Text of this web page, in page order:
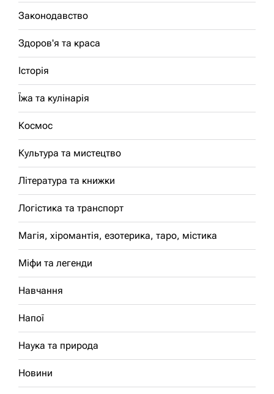
Законодавство
Здоров'я та краса
Історія
Їжа та кулінарія
Космос
Культура та мистецтво
Література та книжки
Логістика та транспорт
Магія, хіромантія, езотерика, таро, містика
Міфи та легенди
Навчання
Напої
Наука та природа
Новини